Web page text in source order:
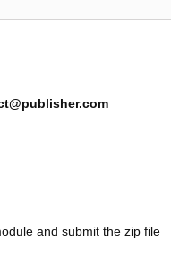
and submit the zip file